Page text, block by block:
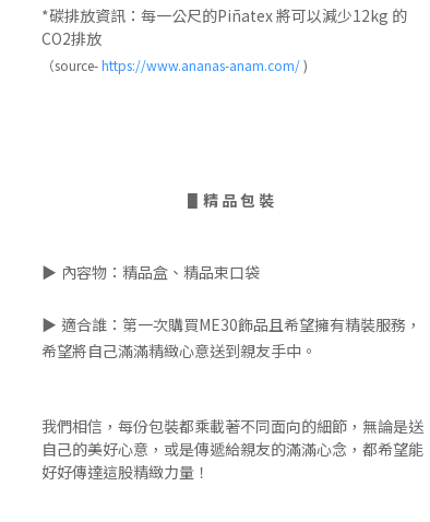
*碳排放資訊：每一公尺的Piñatex 將可以減少12kg 的
CO2排放
（source-https://www.ananas-anam.com/)
▋ 精 品 包 裝
▶ 內容物：精品盒、精品束口袋
▶ 適合誰：第一次購買ME30飾品且希望擁有精裝服務，
希望將自己滿滿精緻心意送到親友手中。
我們相信，每份包裝都乘載著不同面向的細節，無論是送
自己的美好心意，或是傳遞給親友的滿滿心念，都希望能
好好傳達這股精緻力量！